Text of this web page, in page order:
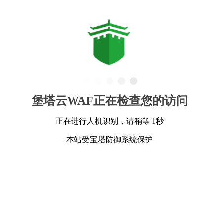
堡塔云WAF正在检查您的访问
正在进行人机识别，请稍等 1秒
本站受宝塔防御系统保护